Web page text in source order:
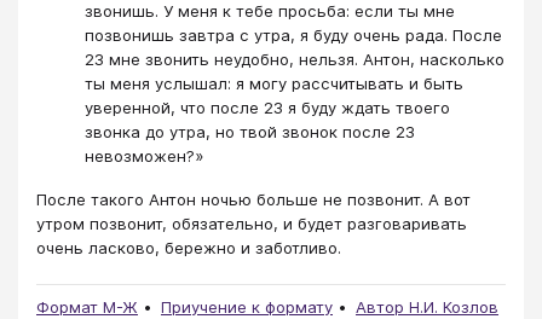
звонишь. У меня к тебе просьба: если ты мне
позвонишь завтра с утра, я буду очень рада. После
23 мне звонить неудобно, нельзя. Антон, насколько
ты меня услышал: я могу рассчитывать и быть
уверенной, что после 23 я буду ждать твоего
звонка до утра, но твой звонок после 23
невозможен?»
После такого Антон ночью больше не позвонит. А вот
утром позвонит, обязательно, и будет разговаривать
очень ласково, бережно и заботливо.
Формат М-Ж Приучение к формату Автор Н.И. Козлов